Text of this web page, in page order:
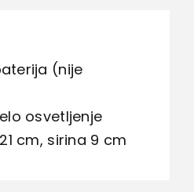
(nije
osvetljenje
cm, sirina 9 cm